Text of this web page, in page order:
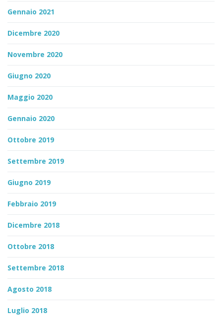
Gennaio 2021
Dicembre 2020
Novembre 2020
Giugno 2020
Maggio 2020
Gennaio 2020
Ottobre 2019
Settembre 2019
Giugno 2019
Febbraio 2019
Dicembre 2018
Ottobre 2018
Settembre 2018
Agosto 2018
Luglio 2018